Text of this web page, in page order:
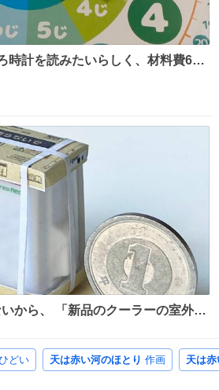
どい 天は赤い河のほとり 作画 天は
時計を読みたいらしく、材料費600
てみた！ めっちゃ簡単！ ありがと
から、 「新品のクーラーの室外機
いってよ